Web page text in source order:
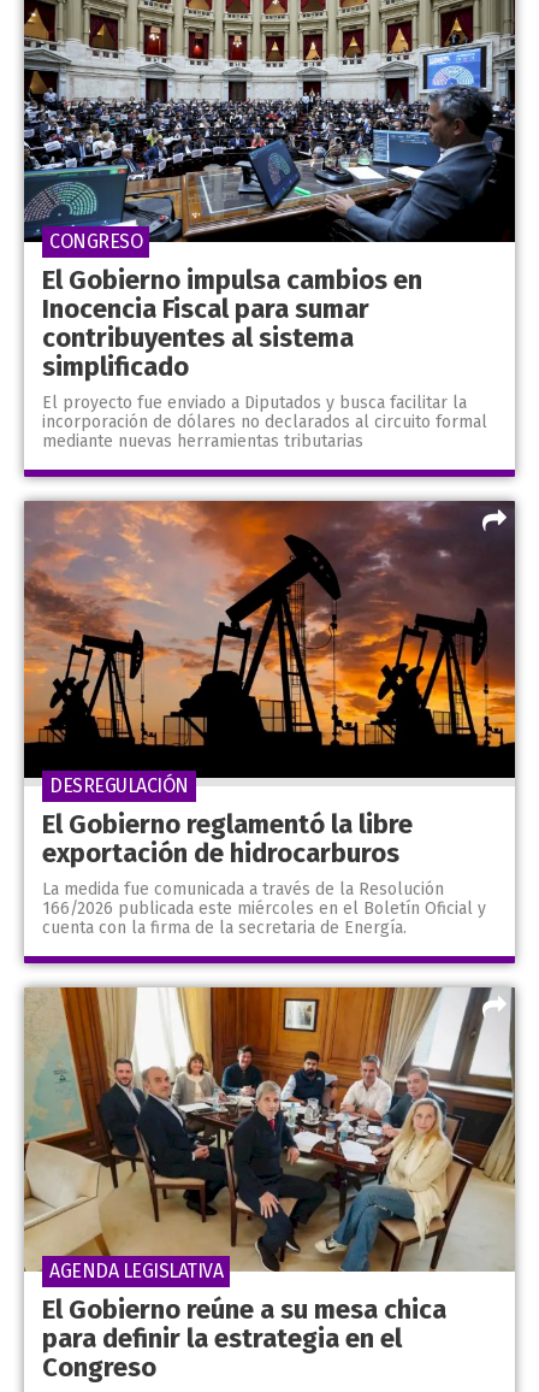
El Gobierno impulsa cambios en
Inocencia Fiscal para sumar
contribuyentes al sistema
simplificado
El proyecto fue enviado a Diputados y busca facilitar la
incorporación de dólares no declarados al circuito formal
mediante nuevas herramientas tributarias
CONGRESO
El Gobierno reglamentó la libre
exportación de hidrocarburos
La medida fue comunicada a través de la Resolución
166/2026 publicada este miércoles en el Boletín Oficial y
cuenta con la firma de la secretaria de Energía.
DESREGULACIÓN
El Gobierno reúne a su mesa chica
para definir la estrategia en el
Congreso
AGENDA LEGISLATIVA